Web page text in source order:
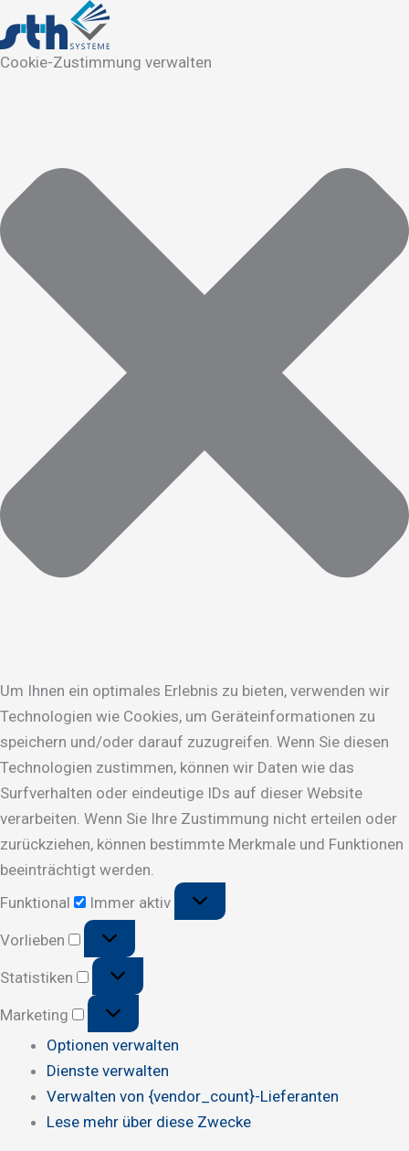
Cookie-Zustimmung verwalten
Um Ihnen ein optimales Erlebnis zu bieten, verwenden wir
Technologien wie Cookies, um Geräteinformationen zu
speichern und/oder darauf zuzugreifen. Wenn Sie diesen
Technologien zustimmen, können wir Daten wie das
Surfverhalten oder eindeutige IDs auf dieser Website
verarbeiten. Wenn Sie Ihre Zustimmung nicht erteilen oder
zurückziehen, können bestimmte Merkmale und Funktionen
beeinträchtigt werden.
Funktional
Immer aktiv
Vorlieben
Vorlieben
Statistiken
Statistiken
Marketing
Marketing
Optionen verwalten
Dienste verwalten
Verwalten von {vendor_count}-Lieferanten
Lese mehr über diese Zwecke